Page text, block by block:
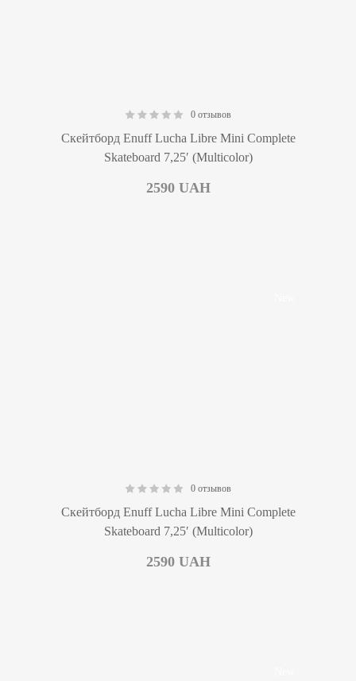
0 отзывов
Скейтборд Enuff Lucha Libre Mini Complete
Skateboard 7,25′ (Multicolor)
2590 UAH
0 отзывов
Скейтборд Enuff Lucha Libre Mini Complete
Skateboard 7,25′ (Multicolor)
2590 UAH